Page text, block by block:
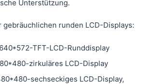
Unterstützung.
gebräuchlichen runden LCD-Displays:
TFT-LCD-Runddisplay
zirkuläres LCD-Display
sechseckiges LCD-Display,